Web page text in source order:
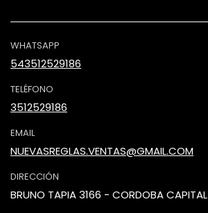
WHATSAPP
543512529186
TELÉFONO
3512529186
EMAIL
NUEVASREGLAS.VENTAS@GMAIL.COM
DIRECCIÓN
BRUNO TAPIA 3166 - CORDOBA CAPITAL